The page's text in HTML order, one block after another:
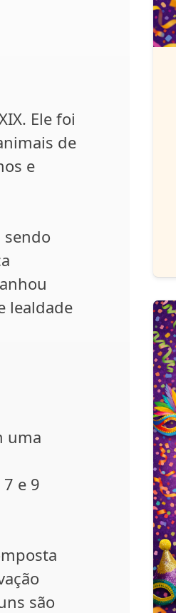
Ele foi
de
e
sendo
lealdade
uma
e 9
são